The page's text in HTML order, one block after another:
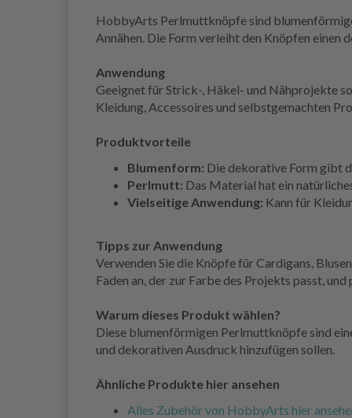
HobbyArts Perlmuttknöpfe sind
Annähen. Die Form verleiht den Knöpfen einen
Anwendung
Geeignet für Strick-, Häkel- und Nähprojekte
Kleidung, Accessoires und selbstgemachten
Produktvorteile
Blumenform: Die dekorative Form gibt
Perlmutt: Das Material hat ein
Vielseitige Anwendung: Kann für
Tipps zur Anwendung
Verwenden Sie die Knöpfe für Cardigans,
Faden an, der zur Farbe des Projekts passt,
Warum dieses Produkt wählen?
Diese blumenförmigen Perlmuttknöpfe sind
und dekorativen Ausdruck hinzufügen sollen.
Ähnliche Produkte hier ansehen
Alles Zubehör von HobbyArts hier